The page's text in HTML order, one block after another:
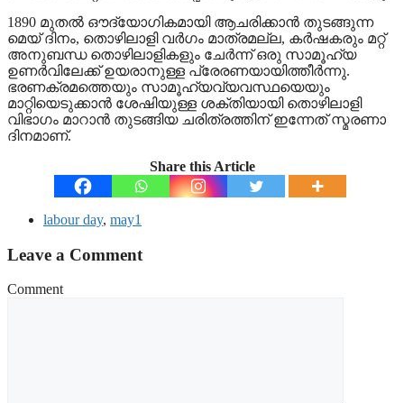
1890 മുതൽ ഔദ്യോഗികമായി ആചരിക്കാൻ തുടങ്ങുന്ന
മെയ് ദിനം, തൊഴിലാളി വർഗം മാത്രമല്ല, കർഷകരും മറ്റ്
അനുബന്ധ തൊഴിലാളികളും ചേർന്ന് ഒരു സാമൂഹ്യ
ഉണർവിലേക്ക് ഉയരാനുള്ള പ്രേരണയായിത്തീർന്നു.
ഭരണക്രമത്തെയും സാമൂഹ്യവ്യവസ്ഥയെയും
മാറ്റിയെടുക്കാൻ ശേഷിയുള്ള ശക്തിയായി തൊഴിലാളി
വിഭാഗം മാറാൻ തുടങ്ങിയ ചരിത്രത്തിന് ഇന്നേത് സ്മരണാ
ദിനമാണ്.
Share this Article
labour day, may1
Leave a Comment
Comment